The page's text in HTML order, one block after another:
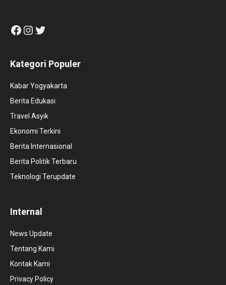
Facebook
Instagram
Twitter
Kategori Populer
Kabar Yogyakarta
Berita Edukasi
Travel Asyik
Ekonomi Terkini
Berita Internasional
Berita Politik Terbaru
Teknologi Terupdate
Internal
News Update
Tentang Kami
Kontak Kami
Privacy Policy